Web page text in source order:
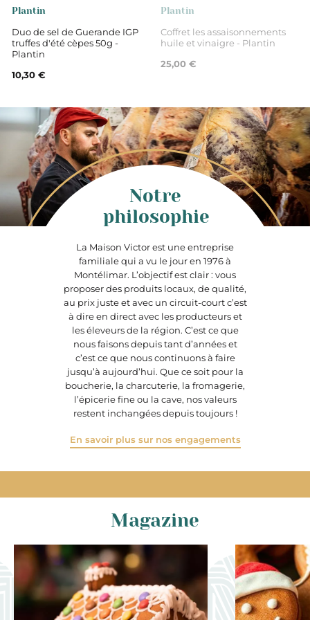
Plantin
Duo de sel de Guerande IGP
truffes d'été cèpes 50g -
Plantin
10,30 €
Plantin
Coffret les assaisonnements
huile et vinaigre - Plantin
25,00 €
La Maison Victor est une entreprise
familiale qui a vu le jour en 1976 à
Montélimar. L’objectif est clair : vous
proposer des produits locaux, de qualité,
au prix juste et avec un circuit-court c’est
à dire en direct avec les producteurs et
les éleveurs de la région. C’est ce que
nous faisons depuis tant d’années et
c’est ce que nous continuons à faire
jusqu’à aujourd’hui. Que ce soit pour la
boucherie, la charcuterie, la fromagerie,
l’épicerie fine ou la cave, nos valeurs
restent inchangées depuis toujours !
En savoir plus sur nos engagements
Notre
philosophie
Magazine